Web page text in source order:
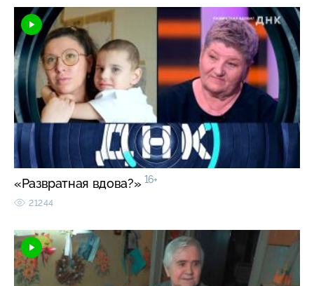
«Развратная вдова?» 16+
21244